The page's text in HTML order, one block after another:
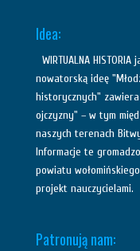
Idea:
WIRTUALNA
nowatorską ideę
historycznych"
ojczyzny" – w tym
naszych terenach
Informacje te
powiatu
projekt nauczycielami.
Patronują nam: